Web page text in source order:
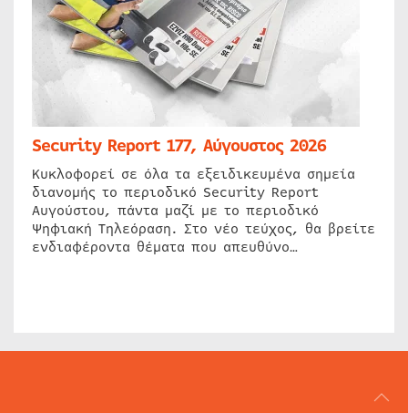
Security Report 177, Αύγουστος 2026
Κυκλοφορεί σε όλα τα εξειδικευμένα σημεία
διανομής το περιοδικό Security Report
Αυγούστου, πάντα μαζί με το περιοδικό
Ψηφιακή Τηλεόραση. Στο νέο τεύχος, θα βρείτε
ενδιαφέροντα θέματα που απευθύνο…